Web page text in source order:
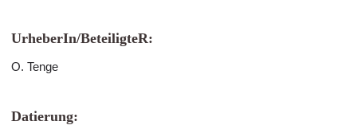
UrheberIn/BeteiligteR:
O. Tenge
Datierung: